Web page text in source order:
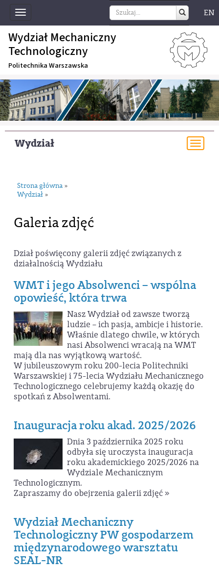
Toggle
navigation
EN
Wydział Mechaniczny
Technologiczny
Politechnika Warszawska
Wydział
Strona główna »
Wydział »
Galeria zdjęć
Dział poświęcony galerii zdjęć związanych z
działalnością Wydziału
WMT i jego Absolwenci – wspólna
opowieść, która trwa
Nasz Wydział od zawsze tworzą
ludzie – ich pasja, ambicje i historie.
Właśnie dlatego chwile, w których
nasi Absolwenci wracają na WMT
mają dla nas wyjątkową wartość.
W jubileuszowym roku 200-lecia Politechniki
Warszawskiej i 75-lecia Wydziału Mechanicznego
Technologicznego celebrujemy każdą okazję do
spotkań z Absolwentami.
Inauguracja roku akad. 2025/2026
Dnia 3 października 2025 roku
odbyła się uroczysta inauguracja
roku akademickiego 2025/2026 na
Wydziale Mechanicznym
Technologicznym.
Zapraszamy do obejrzenia galerii zdjęć »
Wydział Mechaniczny
Technologiczny PW gospodarzem
międzynarodowego warsztatu
SEAL-NR